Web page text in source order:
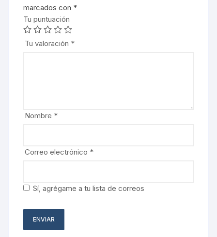
marcados con *
Tu puntuación
Tu valoración *
Nombre *
Correo electrónico *
Sí, agrégame a tu lista de correos